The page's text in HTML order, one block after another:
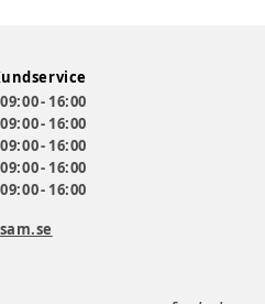
09:00 - 16:00
09:00 - 16:00
09:00 - 16:00
09:00 - 16:00
09:00 - 16:00